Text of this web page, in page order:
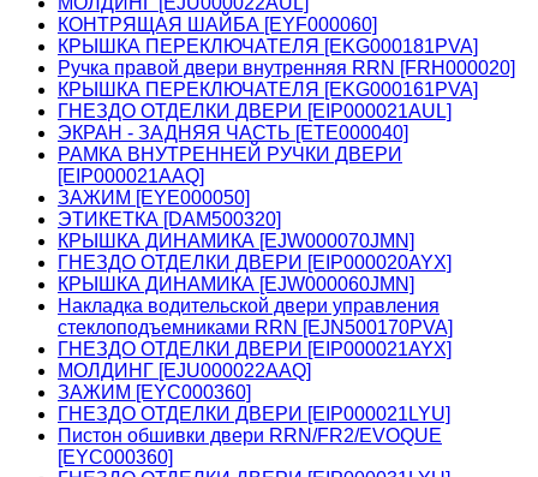
КОНТРЯЩАЯ ШАЙБА [EYF000060]
КРЫШКА ПЕРЕКЛЮЧАТЕЛЯ [EKG000181PVA]
Ручка правой двери внутренняя RRN [FRH000020]
КРЫШКА ПЕРЕКЛЮЧАТЕЛЯ [EKG000161PVA]
ГНЕЗДО ОТДЕЛКИ ДВЕРИ [EIP000021AUL]
ЭКРАН - ЗАДНЯЯ ЧАСТЬ [ETE000040]
РАМКА ВНУТРЕННЕЙ РУЧКИ ДВЕРИ
[EIP000021AAQ]
ЗАЖИМ [EYE000050]
ЭТИКЕТКА [DAM500320]
КРЫШКА ДИНАМИКА [EJW000070JMN]
ГНЕЗДО ОТДЕЛКИ ДВЕРИ [EIP000020AYX]
КРЫШКА ДИНАМИКА [EJW000060JMN]
Накладка водительской двери управления
стеклоподъемниками RRN [EJN500170PVA]
ГНЕЗДО ОТДЕЛКИ ДВЕРИ [EIP000021AYX]
МОЛДИНГ [EJU000022AAQ]
ЗАЖИМ [EYC000360]
ГНЕЗДО ОТДЕЛКИ ДВЕРИ [EIP000021LYU]
Пистон обшивки двери RRN/FR2/EVOQUE
[EYC000360]